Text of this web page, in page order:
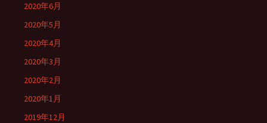
2020年6月
2020年5月
2020年4月
2020年3月
2020年2月
2020年1月
2019年12月